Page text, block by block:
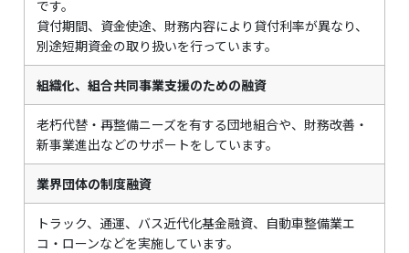
です。
貸付期間、資金使途、財務内容により貸付利率が異なり、
別途短期資金の取り扱いを行っています。
組織化、組合共同事業支援のための融資
老朽代替・再整備ニーズを有する団地組合や、財務改善・
新事業進出などのサポートをしています。
業界団体の制度融資
トラック、通運、バス近代化基金融資、自動車整備業エ
コ・ローンなどを実施しています。